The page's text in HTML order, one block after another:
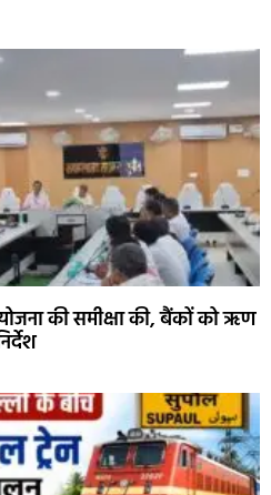
की समीक्षा की, बैंकों को ऋण